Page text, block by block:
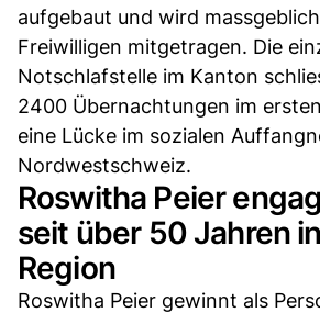
aufgebaut und wird
Freiwilligen mitgetragen. Die
Notschlafstelle im Kanton
2400 Übernachtungen im
eine Lücke im sozialen
Nordwestschweiz.
Roswitha Peier
seit über 50 Jahren
Region
Roswitha Peier gewinnt als